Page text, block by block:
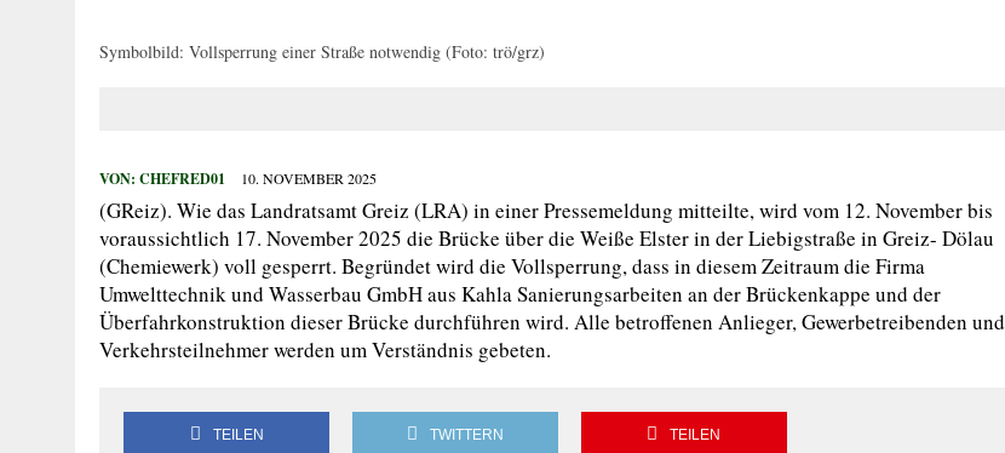
Symbolbild: Vollsperrung einer Straße notwendig (Foto: trö/grz)
VON: CHEFRED01 10. NOVEMBER 2025
(GReiz). Wie das Landratsamt Greiz (LRA) in einer Pressemeldung mitteilte, wird vom 12. November bis
voraussichtlich 17. November 2025 die Brücke über die Weiße Elster in der Liebigstraße in Greiz- Dölau
(Chemiewerk) voll gesperrt. Begründet wird die Vollsperrung, dass in diesem Zeitraum die Firma
Umwelttechnik und Wasserbau GmbH aus Kahla Sanierungsarbeiten an der Brückenkappe und der
Überfahrkonstruktion dieser Brücke durchführen wird. Alle betroffenen Anlieger, Gewerbetreibenden und
Verkehrsteilnehmer werden um Verständnis gebeten.
TEILEN TWITTERN TEILEN